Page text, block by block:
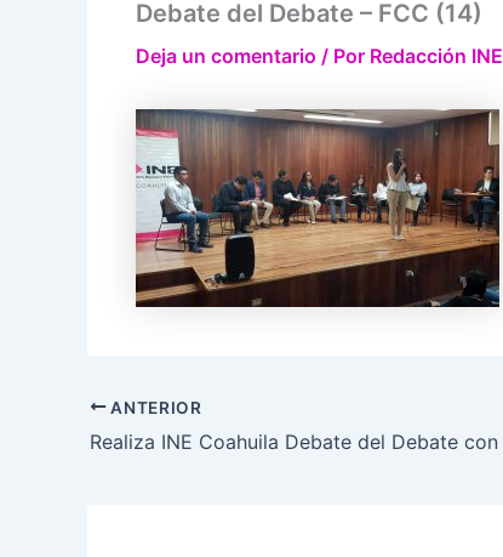
Debate del Debate – FCC (14)
Deja un comentario / Por Redacción INE
ANTERIOR